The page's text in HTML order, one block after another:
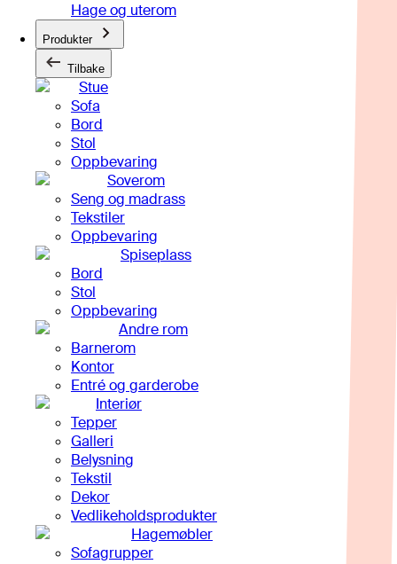
Hage og uterom
Produkter
Tilbake
Stue
Sofa
Bord
Stol
Oppbevaring
Soverom
Seng og madrass
Tekstiler
Oppbevaring
Spiseplass
Bord
Stol
Oppbevaring
Andre rom
Barnerom
Kontor
Entré og garderobe
Interiør
Tepper
Galleri
Belysning
Tekstil
Dekor
Vedlikeholdsprodukter
Hagemøbler
Sofagrupper